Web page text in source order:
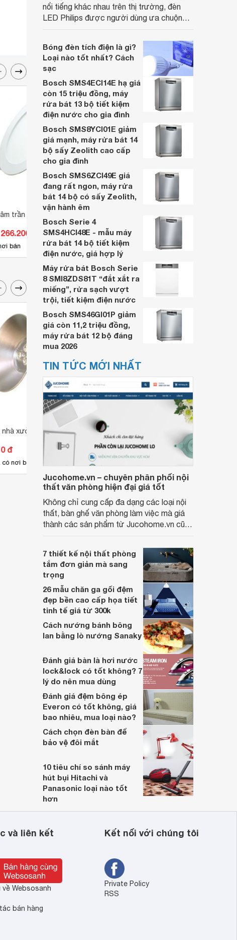
trần MPE RPL-24V
đ
bán
Đèn LED KingLed OBK-12SS-
D115-DM-D 12W
Giá từ 250.800 đ
Có 3 nơi bán
xưởng HT 6868A -
đ
nơi bán
Đèn led nhà xưởng Duhal
SAPB509
Giá từ 927.168 đ
nổi tiếng khác nhau trên thị trường, đèn
LED Philips được người dùng ưa chuộng
dòng sản phẩm của thương hiệu, mà
chúng còn có một thiết kế hết sức sang
trọng, mẫu mã đa dạng, tuổi thọ sử dụng
cao và một giá thành phải chăng
Bóng đèn tích điện là gì?
Loại nào tốt nhất? Cách
sạc
Bosch SMS4ECI14E hạ giá
còn 15 triệu đồng, máy
rửa bát 13 bộ tiết kiệm
điện nước cho gia đình
Bosch SMS8YCI01E giảm
giá mạnh, máy rửa bát 14
bộ sấy Zeolith cao cấp
cho gia đình
Bosch SMS6ZCI49E giá
đang rất ngon, máy rửa
bát 14 bộ có sấy Zeolith,
vận hành êm
Bosch Serie 4
SMS4HCI48E - mẫu máy
rửa bát 14 bộ tiết kiệm
điện nước, giá hợp lý
Máy rửa bát Bosch Serie
8 SMI8ZDS81T “đắt xắt ra
miếng”, rửa sạch vượt
trội, tiết kiệm điện nước
Bosch SMS46GI01P giảm
giá còn 11,2 triệu đồng,
máy rửa bát 12 bộ đáng
mua 2026
TIN TỨC MỚI NHẤT
Jucohome.vn – chuyên phân phối nội
thất văn phòng hiện đại giá tốt
Không chỉ cung cấp đa dạng các loại nội
thất, bàn ghế văn phòng làm việc mà giá
thành các sản phẩm từ Jucohome.vn cũng
7 thiết kế nội thất phòng
tắm đơn giản mà sang
trọng
26 mẫu chăn ga gối đệm
đẹp bền cao cấp họa tiết
tinh tế giá từ 300k
Cách nướng bánh bông
lan bằng lò nướng Sanaky
Đánh giá bàn là hơi nước
lock&lock có tốt không? 7
lý do nên mua dùng
Đánh giá đệm bông ép
Everon có tốt không, giá
bao nhiêu, mua loại nào?
Cách chọn đèn bàn để
bảo vệ đôi mắt
10 tiêu chí so sánh máy
hút bụi Hitachi và
Panasonic loại nào tốt
hơn
và liên kết
Websosanh
bán hàng
Kết nối với chúng tôi
Private Policy
RSS